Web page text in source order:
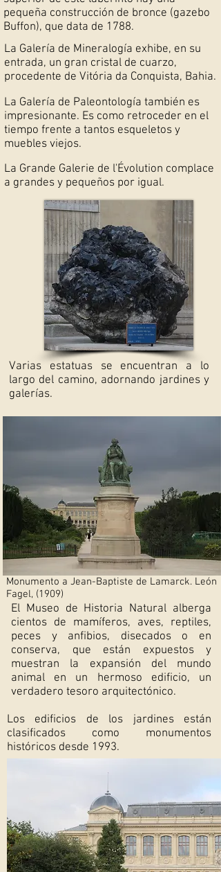
pequeña construcción de bronce (gazebo
Buffon), que data de 1788.
La Galería de Mineralogía exhibe, en su
entrada, un gran cristal de cuarzo,
procedente de Vitória da Conquista, Bahia.
La Galería de Paleontología también es
impresionante. Es como retroceder en el
tiempo frente a tantos esqueletos y
muebles viejos.
La Grande Galerie de l'Évolution complace
a grandes y pequeños por igual.
Varias estatuas se encuentran a lo
largo del camino, adornando jardines y
galerías.
Monumento a Jean-Baptiste de Lamarck. León
Fagel, (1909)
El Museo de Historia Natural alberga
cientos de mamíferos, aves, reptiles,
peces y anfibios, disecados o en
conserva, que están expuestos y
muestran la expansión del mundo
animal en un hermoso edificio, un
verdadero tesoro arquitectónico.
Los edificios de los jardines están
clasificados como monumentos
históricos desde 1993.